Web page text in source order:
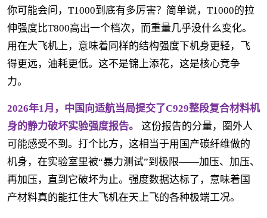
你可能会问，T1000到底有多厉害？简单说，T1000的拉
伸强度比T800高出一个档次，而重量几乎没什么变化。
用在大飞机上，意味着同样的结构强度下机身更轻，飞
得更远，油耗更低。这不是锦上添花，这是核心竞争
力。
2026年1月，中国向适航当局提交了C929整段复合材料机
身的静力破坏实验强度报告。
这份报告的分量，圈外人
可能感受不到。打个比方，这相当于用国产碳纤维做的
机身，在实验室里被“暴力测试”到极限——加压、加压、
再加压，直到它破坏为止。强度数据达标了，意味着国
产材料真的能扛住大飞机在天上飞的各种极端工况。